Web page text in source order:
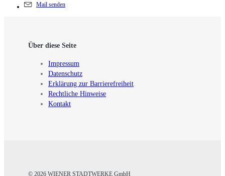
Mail senden
Über diese Seite
Impressum
Datenschutz
Erklärung zur Barrierefreiheit
Rechtliche Hinweise
Kontakt
© 2026 WIENER STADTWERKE GmbH